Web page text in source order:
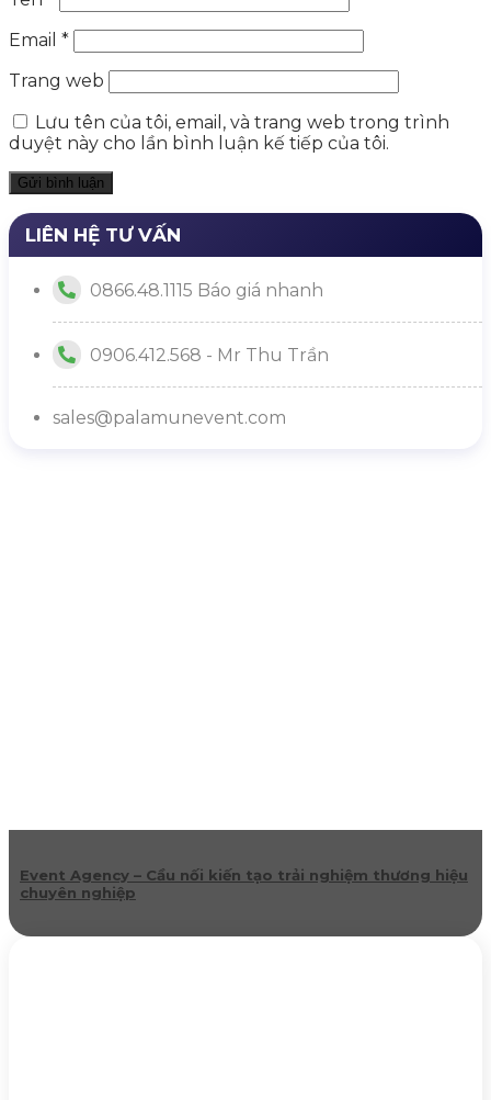
Email *
Trang web
Lưu tên của tôi, email, và trang web trong trình
duyệt này cho lần bình luận kế tiếp của tôi.
LIÊN HỆ TƯ VẤN
0866.48.1115 Báo giá nhanh
0906.412.568 - Mr Thu Trần
sales@palamunevent.com
Event Agency – Cầu nối kiến tạo trải nghiệm thương hiệu
chuyên nghiệp